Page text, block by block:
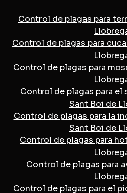
Control de plagas para
Control de plagas para
Control de plagas para
Control de plagas para
Sant Boi de
Control de plagas para la
Sant Boi de
Control de plagas para
Control de plagas para
Control de plagas para el